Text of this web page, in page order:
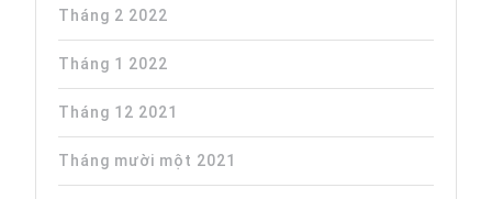
Tháng 2 2022
Tháng 1 2022
Tháng 12 2021
Tháng mười một 2021